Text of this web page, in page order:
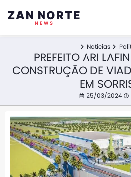
ZAN NORTE
NEWS
Noticias
PREFEITO ARI
CONSTRUÇÃO DE
EM
25/03/2024